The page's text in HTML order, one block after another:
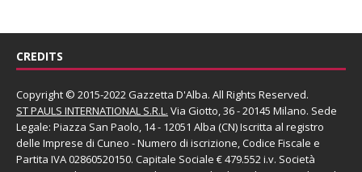
CREDITS
Copyright © 2015-2022 Gazzetta D'Alba. All Rights Reserved.
ST PAULS INTERNATIONAL S.R.L. Via Giotto, 36 - 20145 Milano. Sede
Legale: Piazza San Paolo, 14 - 12051 Alba (CN) Iscritta al registro
delle Imprese di Cuneo - Numero di iscrizione, Codice Fiscale e
Partita IVA 02860520150. Capitale Sociale € 479.552 i.v. Società